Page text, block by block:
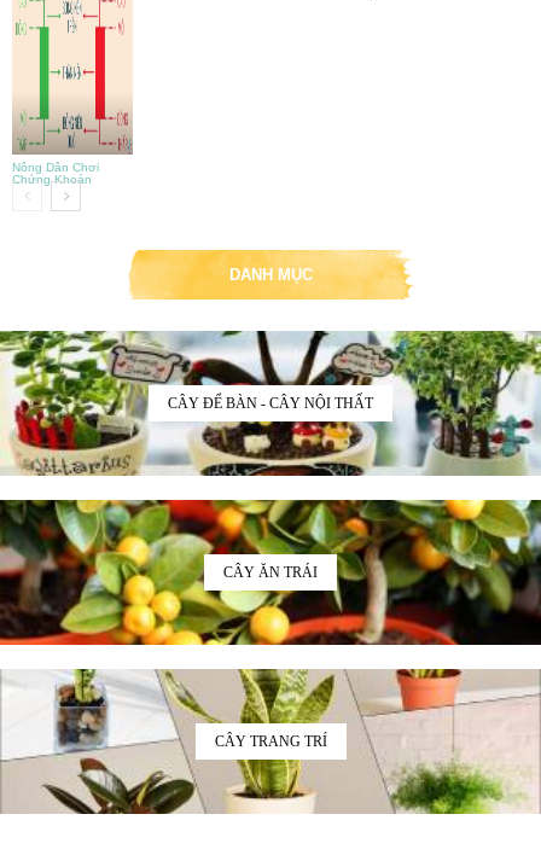
Nông Dân Chơi
Chứng Khoán
DANH MỤC
CÂY ĐỂ BÀN - CÂY NỘI THẤT
CÂY ĂN TRÁI
CÂY TRANG TRÍ